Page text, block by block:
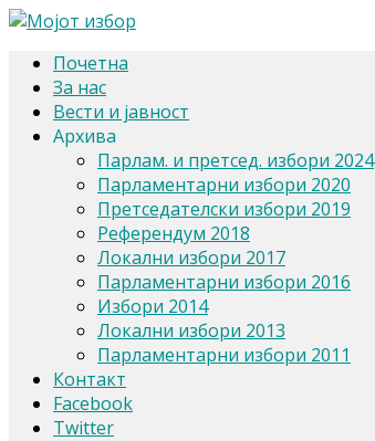
Почетна
За нас
Вести и јавност
Архива
Парлам. и претсед. избори 2024
Парламентарни избори 2020
Претседателски избори 2019
Референдум 2018
Локални избори 2017
Парламентарни избори 2016
Избори 2014
Локални избори 2013
Парламентарни избори 2011
Контакт
Facebook
Twitter